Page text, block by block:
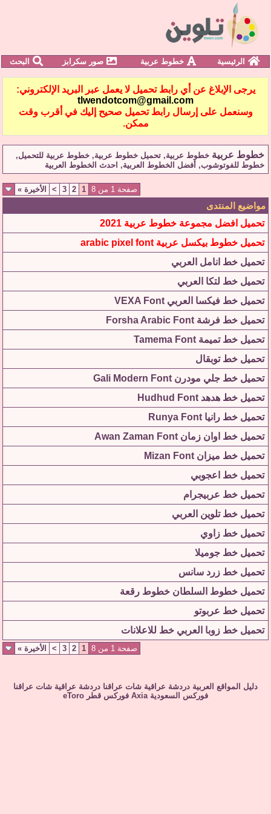
الرئيسية خطوط عربية صور سكرابز البحث
يرجى الإبلاغ عن أي رابط تحميل لا يعمل عبر البريد الإلكتروني:
tlwendotcom@gmail.com
وسنعمل على إرسال رابط تحميل صحيح إليك في أقرب وقت
ممكن.
خطوط عربية خطوط عربية, تحميل خطوط عربية, خطوط عربية للتحميل,
خطوط للفوتوشوب, أفضل الخطوط العربية, احدث الخطوط العربية
صفحة 1 من 8 1
2
3
> الأخيرة »
مواضيع المنتدى
تحميل افضل مجموعة خطوط عربية 2021
تحميل خطوط بيكسل عربية arabic pixel font
تحميل خط انامل العربي
تحميل خط لتكا العربي
تحميل خط فيكسا العربي VEXA Font
تحميل خط فرشة Forsha Arabic Font
تحميل خط تميمة Tamema Font
تحميل خط توبقال
تحميل خط جلي مودرن Gali Modern Font
تحميل خط هدهد Hudhud Font
تحميل خط رانيا Runya Font
تحميل خط اوان زمان Awan Zaman Font
تحميل خط ميزان Mizan Font
تحميل خط اعجوبي
تحميل خط عربيجرام
تحميل خط تلوين العربي
تحميل خط زاوي
تحميل خط جوميلا
تحميل خط زرد سانس
تحميل خطوط السلطان خطوط رقعة
تحميل خط عربوتو
تحميل خط زوبا العربي خط للاعلانات
صفحة 1 من 8 1
2
3
> الأخيرة »
دليل المواقع العربية دردشة عراقية شات عراقنا دردشة عراقية شات عراقنا
فوركس السعودية Axia فوركس قطر eToro